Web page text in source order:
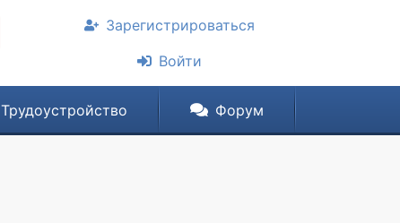
Зарегистрироваться
Войти
Трудоустройство Форум